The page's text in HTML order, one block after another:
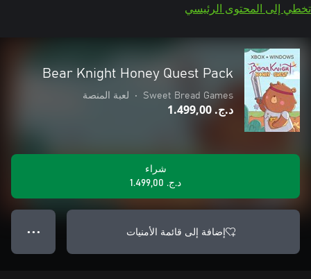
تخطي إلى المحتوى الرئيسي
Bear Knight Honey Quest Pack
Sweet Bread Games
• لعبة المنصة
د.ج.‏ 1.499,00
شراء
د.ج.‏ 1.499,00
إضافة إلى قائمة الأمنيات ● ● ●